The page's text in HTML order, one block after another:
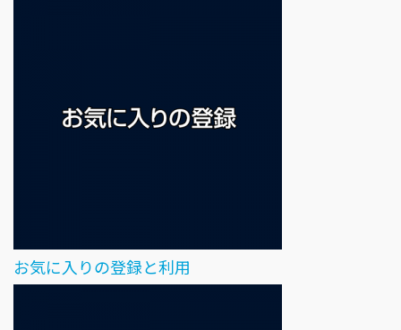
お気に入りの登録と利用